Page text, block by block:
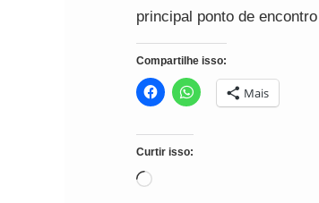
principal ponto de
Compartilhe isso:
Mais
Curtir isso:
Carregando...